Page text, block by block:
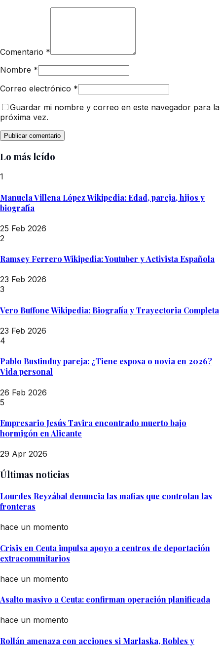
Comentario *
Nombre *
Correo electrónico *
Guardar mi nombre y correo en este navegador para la
próxima vez.
Lo más leído
1
Manuela Villena López Wikipedia: Edad, pareja, hijos y
biografía
25 Feb 2026
2
Ramsey Ferrero Wikipedia: Youtuber y Activista Española
23 Feb 2026
3
Vero Buffone Wikipedia: Biografía y Trayectoria Completa
23 Feb 2026
4
Pablo Bustinduy pareja: ¿Tiene esposa o novia en 2026?
Vida personal
26 Feb 2026
5
Empresario Jesús Tavira encontrado muerto bajo
hormigón en Alicante
29 Apr 2026
Últimas noticias
Lourdes Reyzábal denuncia las mafias que controlan las
fronteras
hace un momento
Crisis en Ceuta impulsa apoyo a centros de deportación
extracomunitarios
hace un momento
Asalto masivo a Ceuta: confirman operación planificada
hace un momento
Rollán amenaza con acciones si Marlaska, Robles y